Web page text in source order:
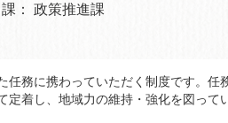
： 政策推進課
務に携わっていただく制度です。任
着し、地域力の維持・強化を図って